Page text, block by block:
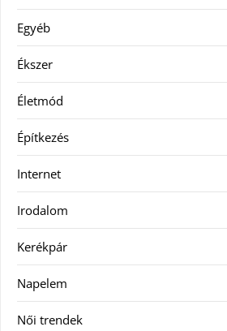
Egyéb
Ékszer
Életmód
Építkezés
Internet
Irodalom
Kerékpár
Napelem
Női trendek